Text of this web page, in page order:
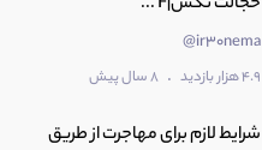
ir30nema@
4.9 هزار بازدید . 8 سال پیش
شرایط لازم برای مهاجرت از طریق